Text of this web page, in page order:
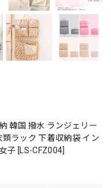
韓国 撥水 ランジェリー
ラック 下着収納袋 イン
子 [LS-CFZ004]